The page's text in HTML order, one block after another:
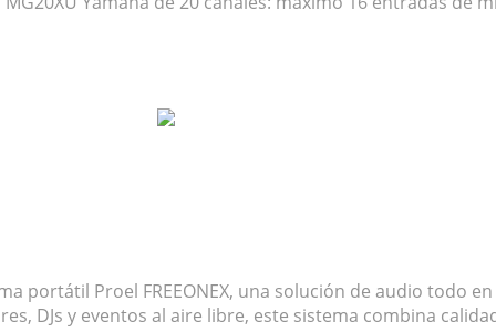
portátil Proel FREEONEX, una solución de audio todo
DJs y eventos al aire libre, este sistema combina